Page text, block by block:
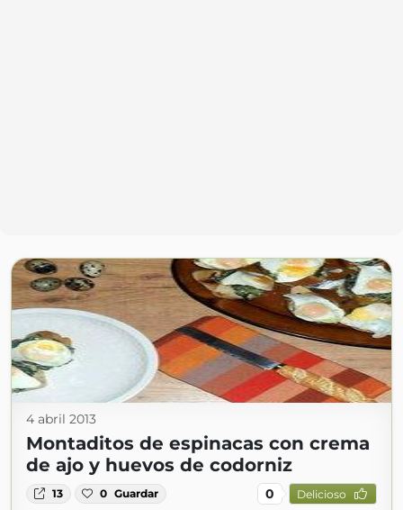
4 abril 2013
Montaditos de espinacas con crema
de ajo y huevos de codorniz
13 0 Guardar 0 Delicioso